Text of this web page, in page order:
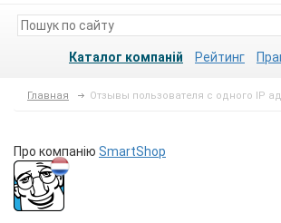
Каталог компаній Рейтинг
Главная Отзывы пользователя с одного IP
Про компанію SmartShop